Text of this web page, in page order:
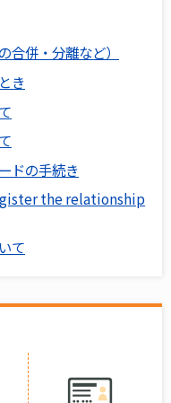
合併・分離など）
き
ドの手続き
the relationship
て